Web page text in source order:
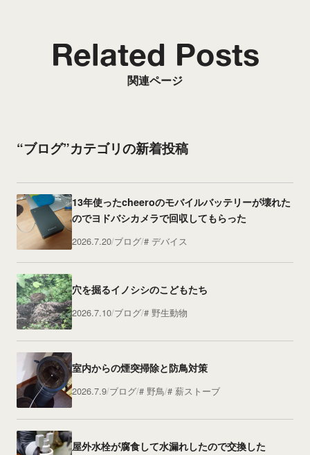
関連ページ
Related Posts
“ブログ”カテゴリの新着投稿
13年使ったcheeroのモバイルバッテリーが壊れた
のでヨドバシカメラで回収してもらった
2026.7.20 ブログ デバイス
穴を掘るイノシシのこどもたち
2026.7.10 ブログ 野生動物
室内からの煙突掃除と防鳥対策
2026.7.9 ブログ 野鳥 薪ストーブ
屋外水栓が腐食して水漏れしたので交換した